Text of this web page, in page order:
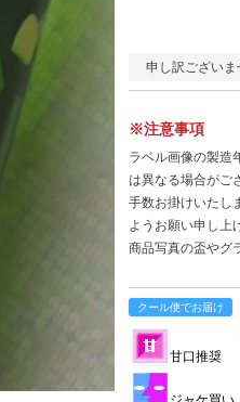
申し訳ございま
※注意事項
ラベル画像の製造
は異なる場合がご
手数お掛けいたし
ようお願い申し上
商品写真の盃やグ
クール便でお届け
甘口推奨